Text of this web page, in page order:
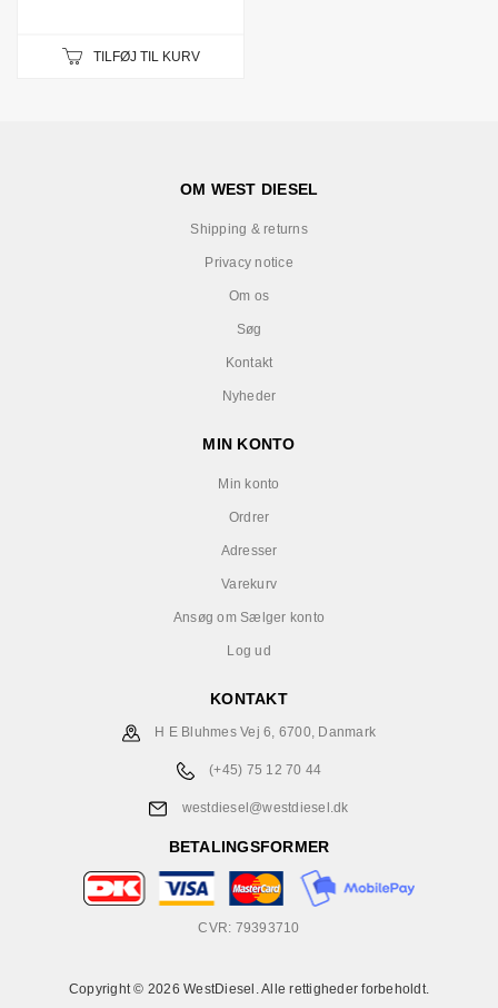
TILFØJ TIL KURV
OM WEST DIESEL
Shipping & returns
Privacy notice
Om os
Søg
Kontakt
Nyheder
MIN KONTO
Min konto
Ordrer
Adresser
Varekurv
Ansøg om Sælger konto
Log ud
KONTAKT
H E Bluhmes Vej 6, 6700, Danmark
(+45) 75 12 70 44
westdiesel@westdiesel.dk
BETALINGSFORMER
CVR: 79393710
Copyright © 2026 WestDiesel. Alle rettigheder forbeholdt.